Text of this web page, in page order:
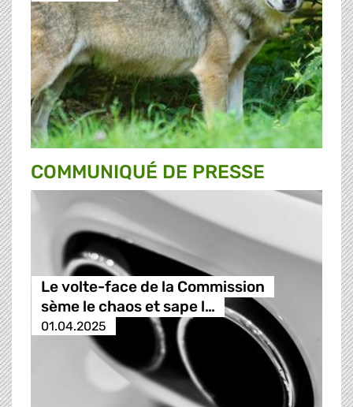
COMMUNIQUÉ DE PRESSE
Le volte-face de la Commission
sème le chaos et sape l…
01.04.2025